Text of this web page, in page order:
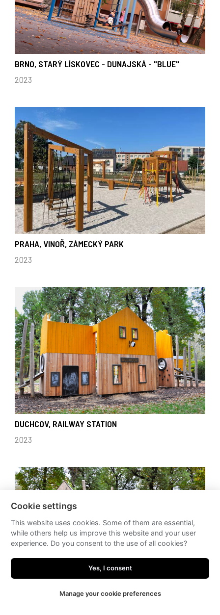
BRNO, STARÝ LÍSKOVEC - DUNAJSKÁ - "BLUE"
2023
PRAHA, VINOŘ, ZÁMECKÝ PARK
2023
DUCHCOV, RAILWAY STATION
2023
Cookie settings
This website uses cookies. Some of them are essential,
while others help us improve this website and your user
experience. Do you consent to the use of all cookies?
Yes, I consent
Manage your cookie preferences